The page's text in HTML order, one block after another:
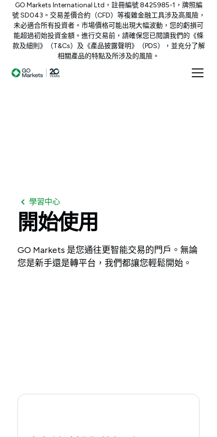
GO Markets International Ltd，註冊編號 8425985-1，牌照編
號 SD043。交易差價合約（CFD）等複雜金融工具涉及高風險，
未必適合所有投資者。市場價格可能出現大幅波動，您的虧損可
能超過初始投資金額。進行交易前，請確保您已閱讀我們的《條
款及細則》（T&Cs）及《產品披露聲明》（PDS），並充分了解
相關產品的特點及所涉及的風險。
學習中心
開始使用
GO Markets 是您通往更智能交易的門戶。無論
您是新手還是轉平台，我們都讓您輕鬆開始。